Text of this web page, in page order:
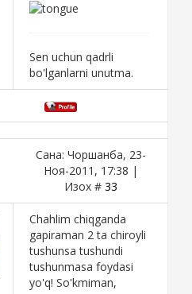
Sen uchun qadrli
bo'lganlarni unutma.
Сана: Чоршанба, 23-
Ноя-2011, 17:38 |
Изох # 33
Chahlim chiqganda
gapiraman 2 ta chiroyli
tushunsa tushundi
tushunmasa foydasi
yo'q! So'kmiman,